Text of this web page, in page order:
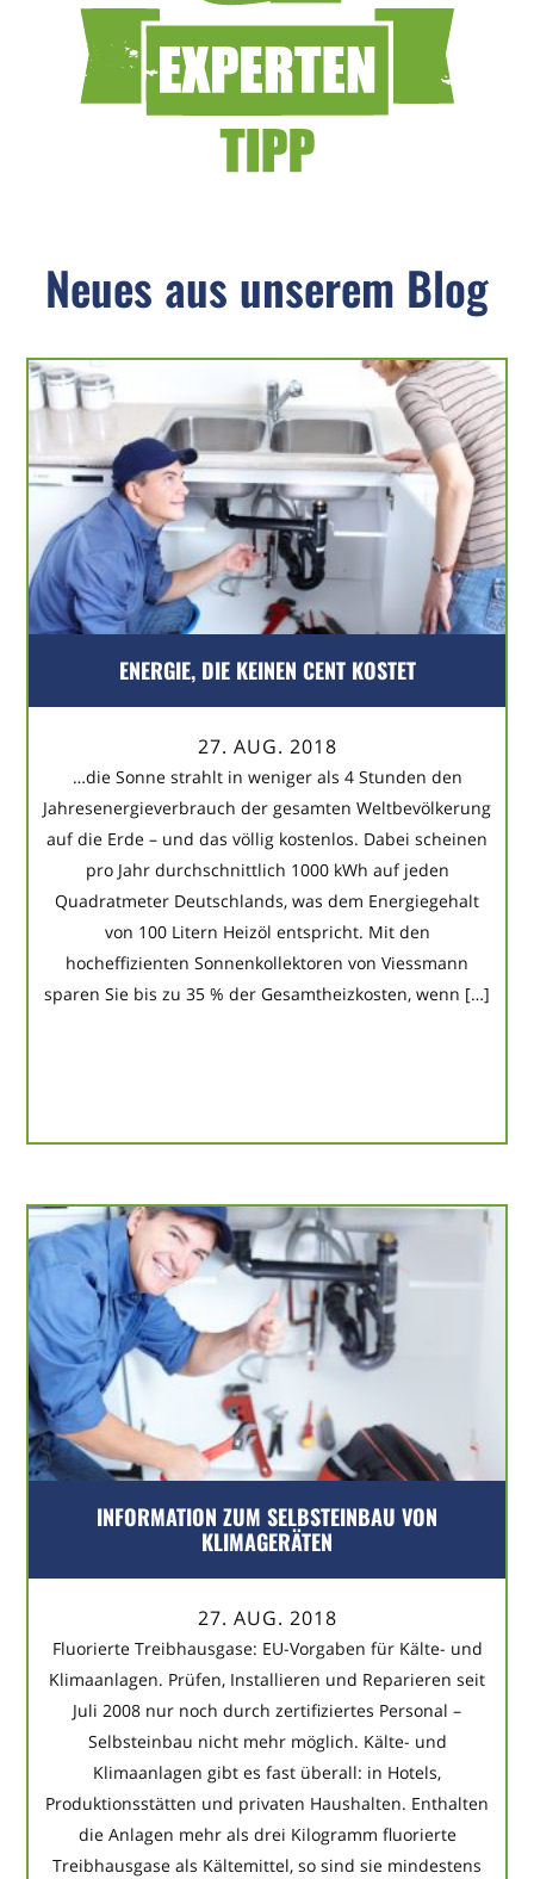
Neues aus unserem Blog
ENERGIE, DIE KEINEN CENT KOSTET
27. AUG. 2018
…die Sonne strahlt in weniger als 4 Stunden den
Jahresenergieverbrauch der gesamten Weltbevölkerung
auf die Erde – und das völlig kostenlos. Dabei scheinen
pro Jahr durchschnittlich 1000 kWh auf jeden
Quadratmeter Deutschlands, was dem Energiegehalt
von 100 Litern Heizöl entspricht. Mit den
hocheffizienten Sonnenkollektoren von Viessmann
sparen Sie bis zu 35 % der Gesamtheizkosten, wenn […]
INFORMATION ZUM SELBSTEINBAU VON
KLIMAGERÄTEN
27. AUG. 2018
Fluorierte Treibhausgase: EU-Vorgaben für Kälte- und
Klimaanlagen. Prüfen, Installieren und Reparieren seit
Juli 2008 nur noch durch zertifiziertes Personal –
Selbsteinbau nicht mehr möglich. Kälte- und
Klimaanlagen gibt es fast überall: in Hotels,
Produktionsstätten und privaten Haushalten. Enthalten
die Anlagen mehr als drei Kilogramm fluorierte
Treibhausgase als Kältemittel, so sind sie mindestens